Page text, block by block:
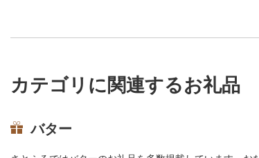
カテゴリに関連するお礼品
バター